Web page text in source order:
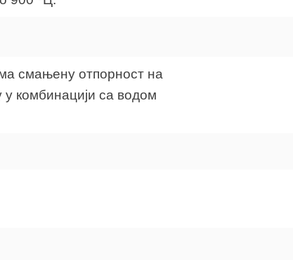
смањену отпорност на
у комбинацији са водом